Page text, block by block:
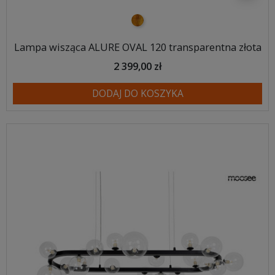
złoty
Lampa wisząca ALURE OVAL 120 transparentna złota
2 399,00 zł
DODAJ DO KOSZYKA